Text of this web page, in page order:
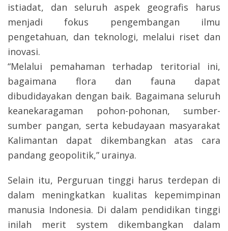
istiadat, dan seluruh aspek geografis harus
menjadi fokus pengembangan ilmu
pengetahuan, dan teknologi, melalui riset dan
inovasi.
“Melalui pemahaman terhadap teritorial ini,
bagaimana flora dan fauna dapat
dibudidayakan dengan baik. Bagaimana seluruh
keanekaragaman pohon-pohonan, sumber-
sumber pangan, serta kebudayaan masyarakat
Kalimantan dapat dikembangkan atas cara
pandang geopolitik,” urainya.
Selain itu, Perguruan tinggi harus terdepan di
dalam meningkatkan kualitas kepemimpinan
manusia Indonesia. Di dalam pendidikan tinggi
inilah merit system dikembangkan dalam